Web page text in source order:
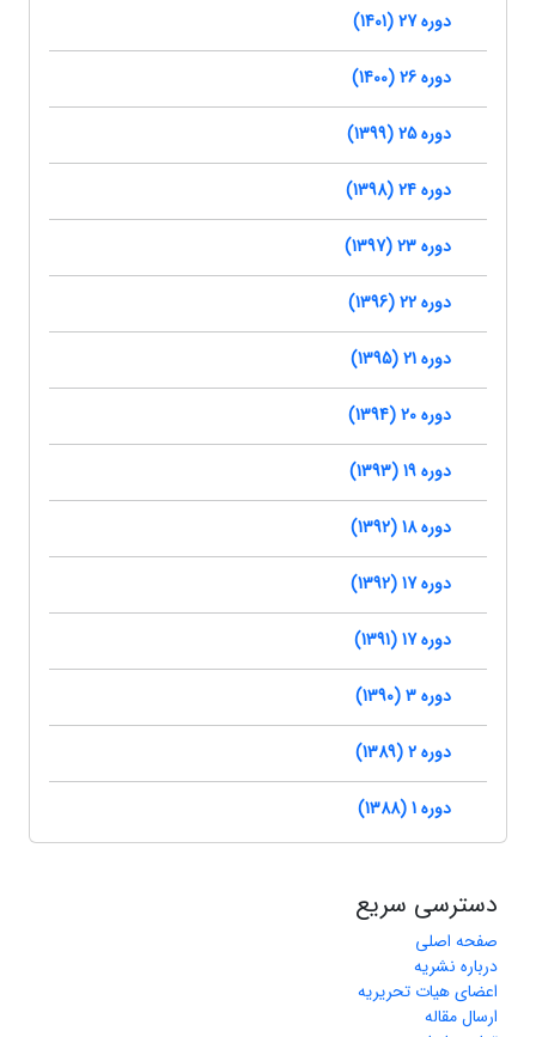
دوره 27 (1401)
دوره 26 (1400)
دوره 25 (1399)
دوره 24 (1398)
دوره 23 (1397)
دوره 22 (1396)
دوره 21 (1395)
دوره 20 (1394)
دوره 19 (1393)
دوره 18 (1392)
دوره 17 (1392)
دوره 17 (1391)
دوره 3 (1390)
دوره 2 (1389)
دوره 1 (1388)
دسترسی سریع
صفحه اصلی
درباره نشریه
اعضای هیات تحریریه
ارسال مقاله